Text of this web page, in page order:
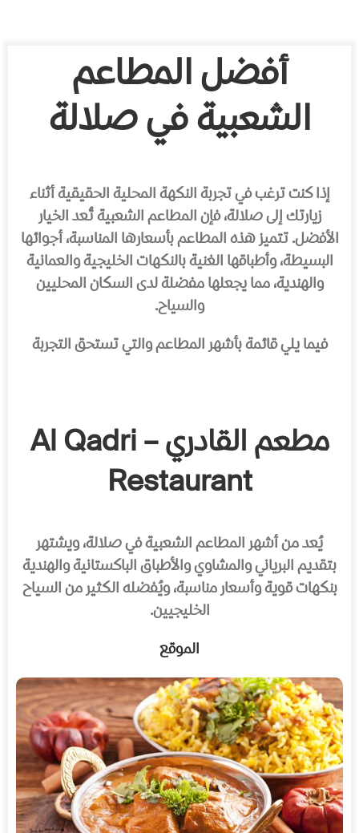
أفضل المطاعم
الشعبية في صلالة
إذا كنت ترغب في تجربة النكهة المحلية الحقيقية أثناء
زيارتك إلى صلالة، فإن المطاعم الشعبية تُعد الخيار
الأفضل. تتميز هذه المطاعم بأسعارها المناسبة، أجوائها
البسيطة، وأطباقها الغنية بالنكهات الخليجية والعمانية
والهندية، مما يجعلها مفضلة لدى السكان المحليين
والسياح.
فيما يلي قائمة بأشهر المطاعم والتي تستحق التجربة
مطعم القادري – Al Qadri
Restaurant
يُعد من أشهر المطاعم الشعبية في صلالة، ويشتهر
بتقديم البرياني والمشاوي والأطباق الباكستانية والهندية
بنكهات قوية وأسعار مناسبة، ويُفضله الكثير من السياح
الخليجيين.
الموقع